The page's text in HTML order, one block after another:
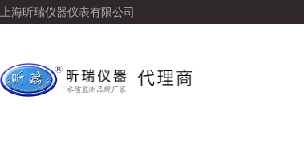
上海昕瑞仪器仪表有限公司